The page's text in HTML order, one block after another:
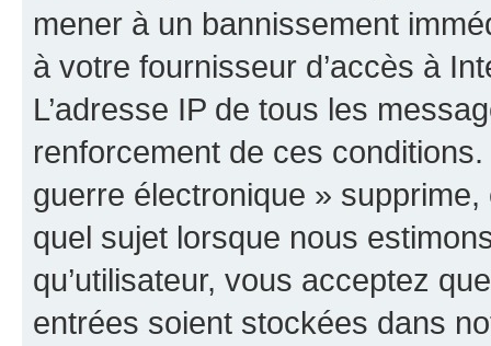
mener à un bannissement
à votre fournisseur d’accès à
L’adresse IP de tous les
renforcement de ces
guerre électronique »
quel sujet lorsque nous
qu’utilisateur, vous acceptez
entrées soient stockées dans